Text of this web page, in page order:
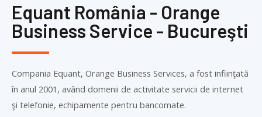
Equant România - Orange
Business Service - Bucureşti
Compania Equant, Orange Business Services, a fost infiinţată
în anul 2001, având domenii de activitate servicii de internet
şi telefonie, echipamente pentru bancomate.